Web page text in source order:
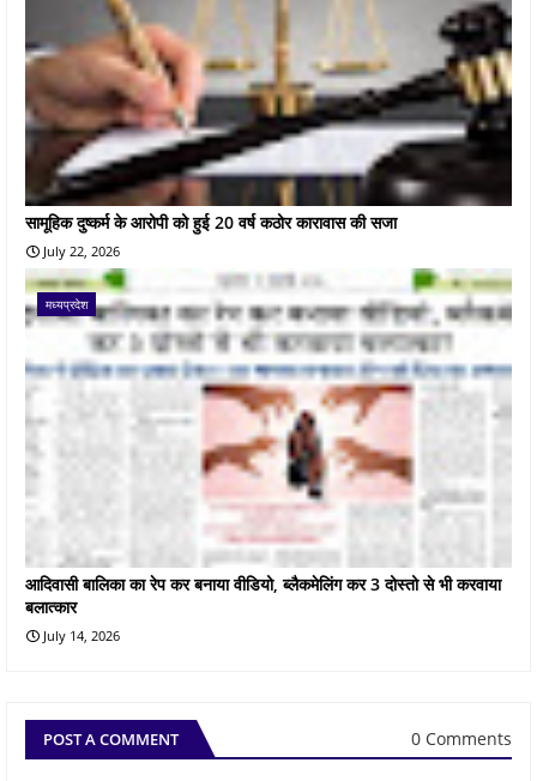
सामूहिक दुष्कर्म के आरोपी को हुई 20 वर्ष कठोर कारावास की सजा
July 22, 2026
मध्यप्रदेश
आदिवासी बालिका का रेप कर बनाया वीडियो, ब्लैकमेलिंग कर 3 दोस्तो से भी करवाया
बलात्कार
July 14, 2026
POST A COMMENT 0 Comments